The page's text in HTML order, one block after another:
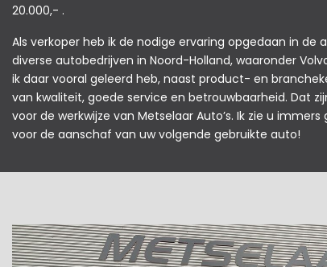
20.000,- .
Als verkoper heb ik de nodige ervaring opgedaan in de
diverse autobedrijven in Noord-Holland, waaronder
ik daar vooral geleerd heb, naast product- en
van kwaliteit, goede service en betrouwbaarheid. Dat
voor de werkwijze van Metselaar Auto’s. Ik zie u
voor de aanschaf van uw volgende gebruikte auto!